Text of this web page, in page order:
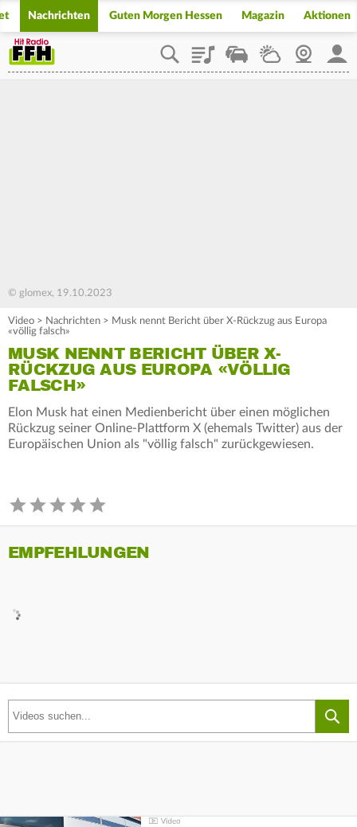
Nachrichten Guten Morgen Hessen Magazin Aktionen
PlaylistStaupilotWetterWebcam
© glomex, 19.10.2023
Video > Nachrichten > Musk nennt Bericht über X-Rückzug aus Europa
«völlig falsch»
MUSK NENNT BERICHT ÜBER X-
RÜCKZUG AUS EUROPA «VÖLLIG
FALSCH»
Elon Musk hat einen Medienbericht über einen möglichen
Rückzug seiner Online-Plattform X (ehemals Twitter) aus der
Europäischen Union als "völlig falsch" zurückgewiesen.
EMPFEHLUNGEN